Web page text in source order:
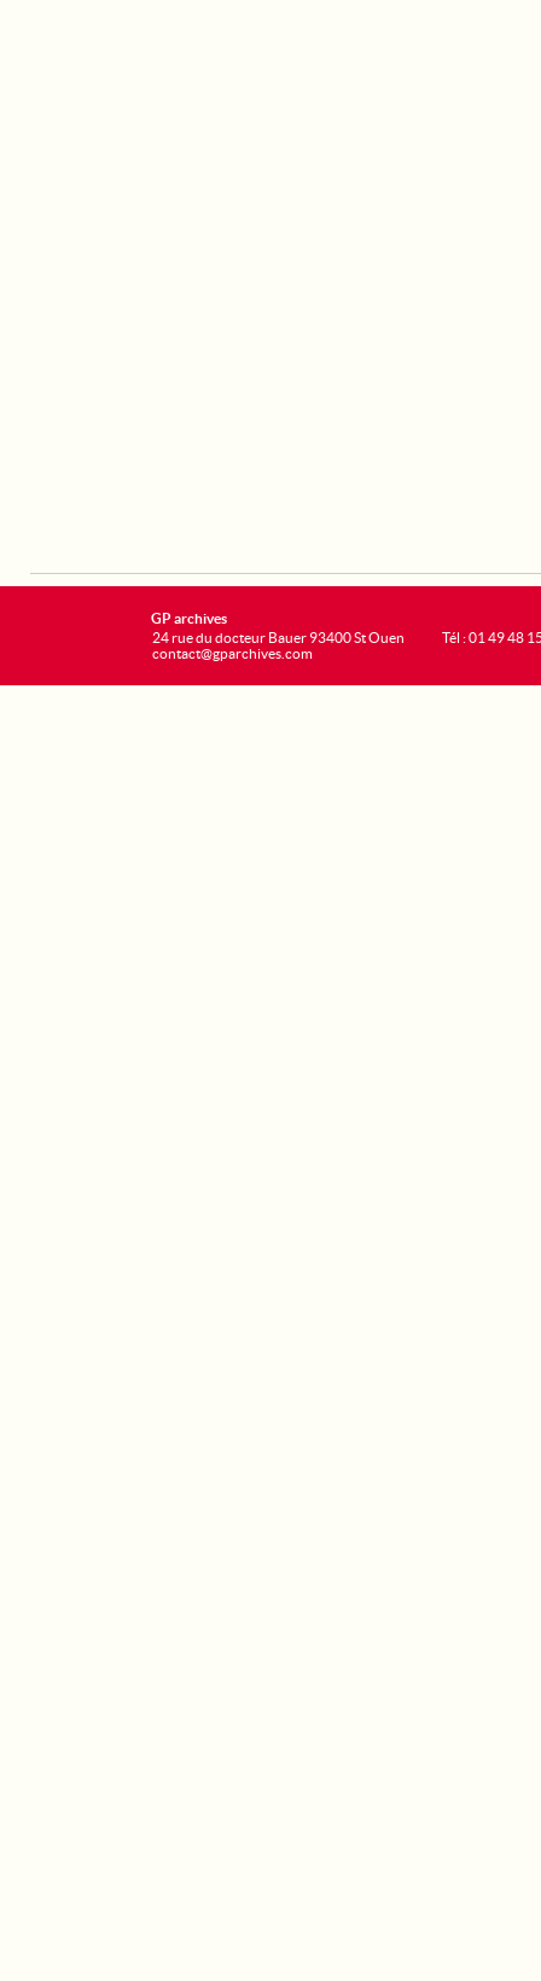
GP archives
24 rue du docteur Bauer 93400 St Ouen
contact@gparchives.com
Tél : 01 49 48